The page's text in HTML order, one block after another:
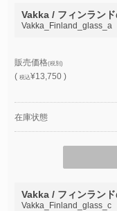
Vakka / フィンラン
Vakka_Finland_glass_a
販売価格(税別)
(税込¥13,750 )
在庫状態
Vakka / フィンラン
Vakka_Finland_glass_c